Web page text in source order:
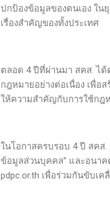
ปกป้องข้อมูลของตนเอง ใน
เรื่องสำคัญของทั้งประเทศ
ตลอด 4 ปีที่ผ่านมา สคส. ได้
กฎหมายอย่างต่อเนื่อง เพื่อ
ให้ความสำคัญกับการใช้กฎ
ในโอกาสครบรอบ 4 ปี สค
ข้อมูลส่วนบุคคล” และอนาค
pdpc.or.th เพื่อร่วมกันขับเ